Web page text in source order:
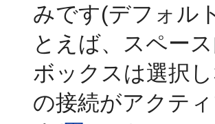
みです(デフォル
とえば、スペー
ボックスは選択
の接続がアクテ